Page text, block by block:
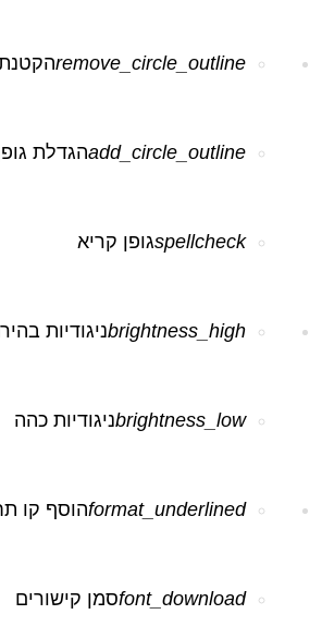
remove_circle_outlineהקטנת
add_circle_outlineהגדלת
spellcheckגופן קריא
brightness_highניגודיות
brightness_lowניגודיות כהה
format_underlinedהוסף קו
font_downloadסמן קישורים